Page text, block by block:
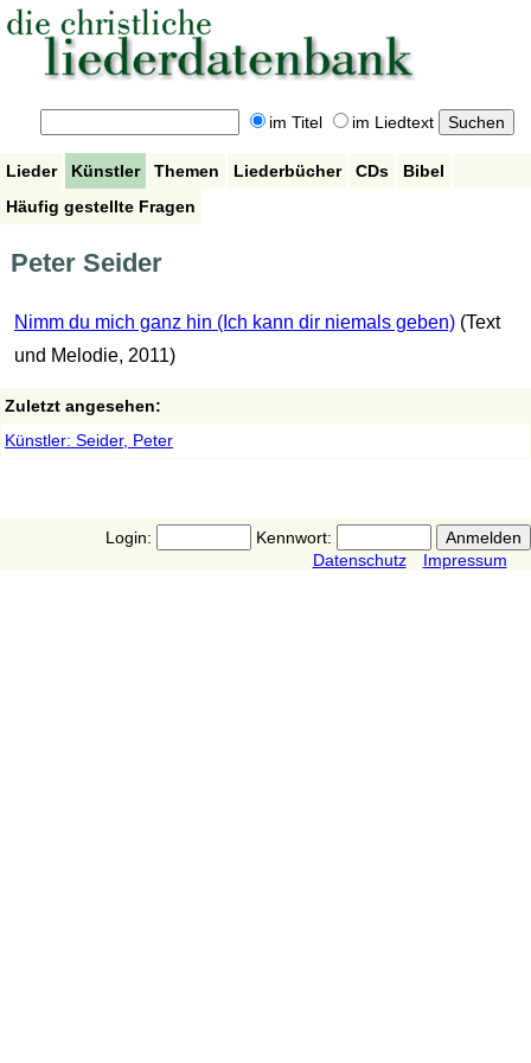
im Titel im Liedtext
Lieder Künstler Themen Liederbücher CDs
Bibel
Häufig gestellte Fragen
Peter Seider
Nimm du mich ganz hin (Ich kann dir niemals geben) (Text
und Melodie, 2011)
Zuletzt angesehen:
Künstler: Seider, Peter
Login:
Kennwort:
Datenschutz
Impressum